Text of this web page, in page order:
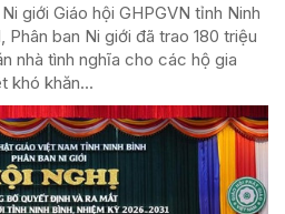
giới Giáo hội GHPGVN tỉnh Ninh
Phân ban Ni giới đã trao 180 triệu
nhà tình nghĩa cho các hộ gia
khó khăn...